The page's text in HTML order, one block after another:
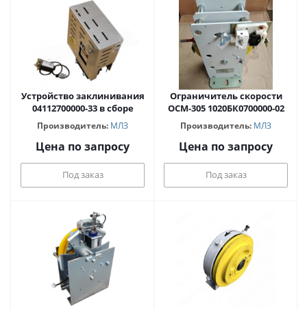
Устройство заклинивания
04112700000-33 в сборе
Производитель: МЛЗ
Цена по запросу
Под заказ
Ограничитель скорости
ОСМ-305 1020БК0700000-02
Производитель: МЛЗ
Цена по запросу
Под заказ